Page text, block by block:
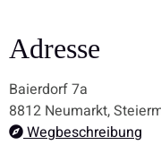
Adresse
Baierdorf 7a
8812 Neumarkt,
Wegbeschreibung